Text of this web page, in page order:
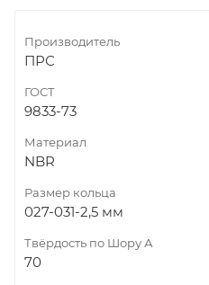
Производитель
ПРС
ГОСТ
9833-73
Материал
NBR
Размер кольца
027-031-2,5 мм
Твёрдость по Шору А
70